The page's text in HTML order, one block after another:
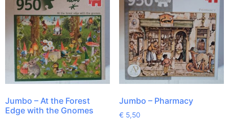
Jumbo – At the Forest
Edge with the Gnomes
Jumbo – Pharmacy
€ 5,50